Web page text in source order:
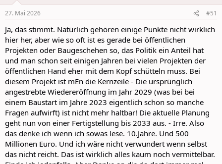
s
27. Mai 2026 #51
Ja, das stimmt. Natürlich gehören einige Punkte nicht wirklich
hier her, aber wie so oft ist es gerade bei öffentlichen
Projekten oder Baugeschehen so, das Politik ein Anteil hat
und man schon seit einigen Jahren bei vielen Projekten der
öffentlichen Hand eher mit dem Kopf schütteln muss. Bei
diesem Projekt ist mEn die Kernzeile - Die ursprünglich
angestrebte Wiedereröffnung im Jahr 2029 (was bei bei
einem Baustart im Jahre 2023 eigentlich schon so manche
Fragen aufwirft) ist nicht mehr haltbar! Die aktuelle Planung
geht nun von einer Fertigstellung bis 2033 aus. - Irre. Also
das denke ich wenn ich sowas lese. 10.Jahre. Und 500
Millionen Euro. Und ich wäre nicht verwundert wenn selbst
das nicht reicht. Das ist wirklich alles kaum noch vermittelbar.